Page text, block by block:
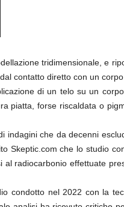
tridimensionale, e
contatto diretto con un corpo
di un telo su un
piatta, forse riscaldata o
che da decenni
Skeptic.com che lo studio
radiocarbonio effettuate
condotto nel 2022 con la